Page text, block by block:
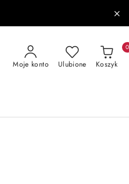
Moje konto Ulubione Koszyk
0